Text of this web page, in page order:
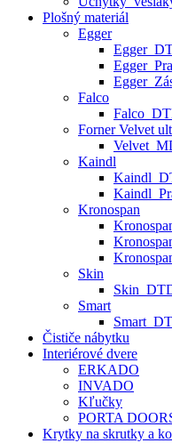
Plošný materiál
Egger
Falco
Forner Velvet
Kaindl
Kronospan
Skin
Smart
Čističe nábytku
Interiérové dvere
ERKADO
INVADO
Kľučky
PORTA
Krytky na skrutky a